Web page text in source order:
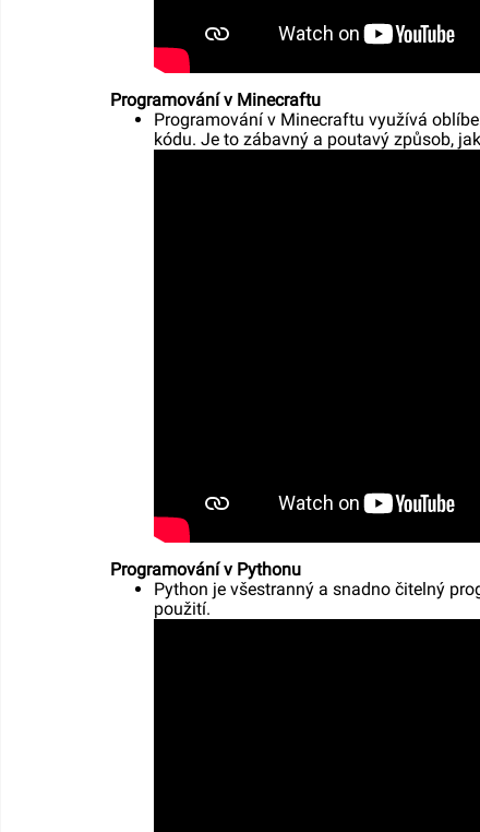
Programování v Minecraftu
Programování v Minecraftu využívá
kódu. Je to zábavný a poutavý způsob,
Programování v Pythonu
Python je všestranný a snadno čitelný
použití.